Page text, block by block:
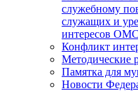
служебному
служащих и
интересов ОМС
Конфликт
Методические
Памятка для
Новости